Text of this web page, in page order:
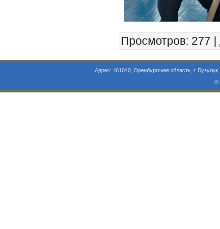
Просмотров: 277 |
Адрес: 461040, Оренбургская область, г. Бузулук, ул.
©